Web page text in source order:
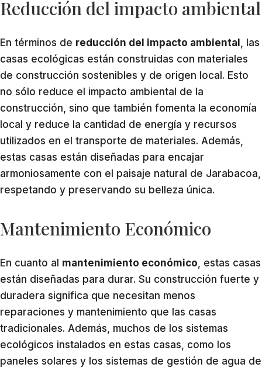
Reducción del impacto ambiental
En términos de reducción del impacto ambiental , las
casas ecológicas están construidas con materiales
de construcción sostenibles y de origen local. Esto
no sólo reduce el impacto ambiental de la
construcción, sino que también fomenta la economía
local y reduce la cantidad de energía y recursos
utilizados en el transporte de materiales. Además,
estas casas están diseñadas para encajar
armoniosamente con el paisaje natural de Jarabacoa,
respetando y preservando su belleza única.
Mantenimiento Económico
En cuanto al mantenimiento económico, estas casas
están diseñadas para durar. Su construcción fuerte y
duradera significa que necesitan menos
reparaciones y mantenimiento que las casas
tradicionales. Además, muchos de los sistemas
ecológicos instalados en estas casas, como los
paneles solares y los sistemas de gestión de agua de